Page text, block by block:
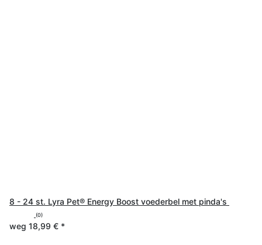
8 - 24 st. Lyra Pet® Energy Boost voederbel met pinda's
(0)
weg 18,99 € *